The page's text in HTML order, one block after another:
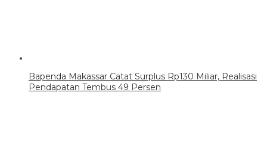
Bapenda Makassar Catat Surplus Rp130 Miliar, Realisasi
Pendapatan Tembus 49 Persen